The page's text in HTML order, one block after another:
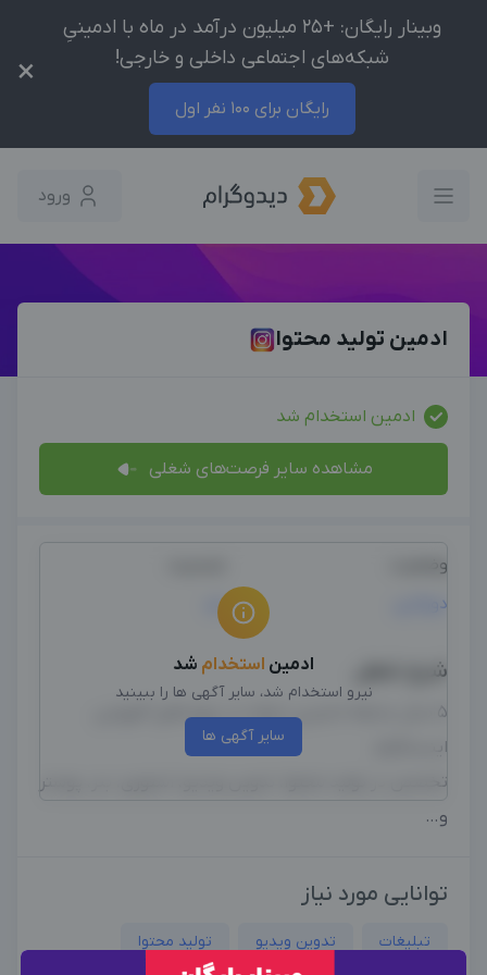
وبینار رایگان: +25 میلیون درآمد در ماه با ادمینیِ
شبکه‌های اجتماعی داخلی و خارجی!
رایگان برای 100 نفر اول
×
ورود
ادمین تولید محتوا
ادمین استخدام شد
مشاهده سایر فرصت‌های شغلی
وضعیت
دورکاری
مرد
شرح شغل
5 سال سابقه ادمینی، شرکت در دوره های آموزشی
اینستاگرام
تخصص در تولید محتوا، تدوین ویدیو، استوری، بنر، پوستر
و…
توانایی مورد نیاز
تبلیغات تدوین‌ ویدیو تولید محتوا
ادمین استخدام شد
نیرو استخدام شد، سایر آگهی ها را ببینید
سایر آگهی ها